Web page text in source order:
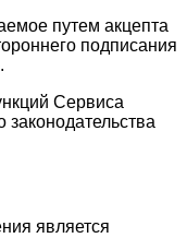
путем акцепта
подписания
Сервиса
является